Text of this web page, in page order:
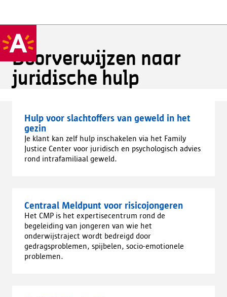
Doorverwijzen naar
juridische hulp
Hulp voor slachtoffers van geweld in het
gezin
Je klant kan zelf hulp inschakelen via het Family
Justice Center voor juridisch en psychologisch advies
rond intrafamiliaal geweld.
Centraal Meldpunt voor risicojongeren
Het CMP is het expertisecentrum rond de
begeleiding van jongeren van wie het
onderwijstraject wordt bedreigd door
gedragsproblemen, spijbelen, socio-emotionele
problemen.